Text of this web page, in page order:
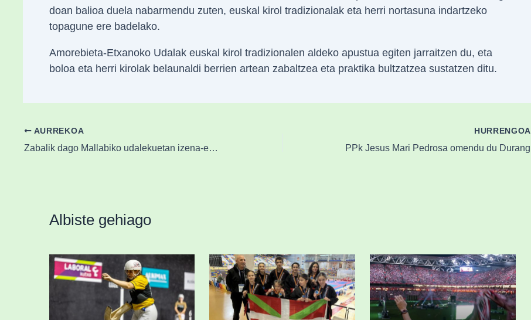
doan balioa duela nabarmendu zuten, euskal kirol tradizionalak eta herri nortasuna indartzeko
topagune ere badelako.
Amorebieta-Etxanoko Udalak euskal kirol tradizionalen aldeko apustua egiten jarraitzen du, eta
boloa eta herri kirolak belaunaldi berrien artean zabaltzea eta praktika bultzatzea sustatzen ditu.
AURREKOA
Zabalik dago Mallabiko udalekuetan izena-emateko epea
HURRENGOA
Albiste gehiago